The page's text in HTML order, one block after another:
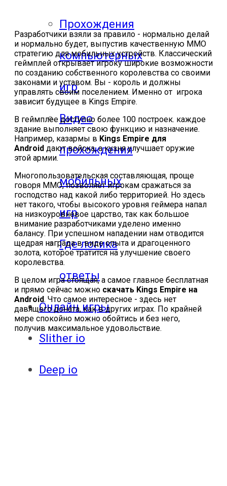
Прохождения
компьютерных
игр
Видео
прохождения
мобильных
игр
Где логика
ответы
Онлайн игры
Slither io
Deep io
Разработчики взяли за правило - нормально делай
и нормально будет, выпустив качественную ММО
стратегию для мобильных устройств. Классический
геймплей открывает игроку широкие возможности
по созданию собственного королевства со своими
законами и уставом. Вы - король и должны
управлять своим поселением. Именно от игрока
зависит будущее в Kings Empire.
В геймплее доступно более 100 построек. каждое
здание выполняет свою функцию и назначение.
Например, казармы в Kings Empire для
Android дают войска, а кузня улучшает оружие
этой армии.
Многопользовательская составляющая, проще
говоря ММО, позволяет игрокам сражаться за
господство над какой либо территорией. Но здесь
нет такого, чтобы высокого уровня геймера напал
на низкоуровневое царство, так как большое
внимание разработчиками уделено именно
балансу. При успешном нападении нам отводится
щедрая награда в виде опыта и драгоценного
золота, которое тратится на улучшение своего
королевства.
В целом игра стоящая, а самое главное бесплатная
и прямо сейчас можно скачать Kings Empire на
Android. Что самое интересное - здесь нет
давящего доната, как в других играх. По крайней
мере спокойно можно обойтись и без него,
получив максимальное удовольствие.